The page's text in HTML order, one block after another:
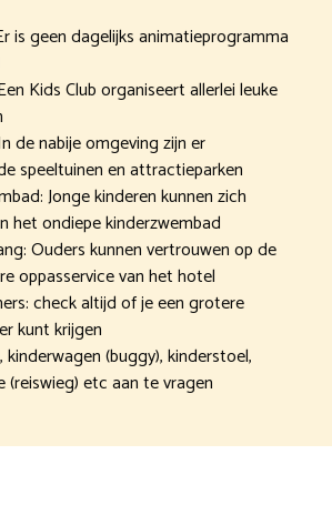
is geen dagelijks animatieprogramma
Kids Club organiseert allerlei leuke
de nabije omgeving zijn er
speeltuinen en attractieparken
Jonge kinderen kunnen zich
het ondiepe kinderzwembad
Ouders kunnen vertrouwen op de
oppasservice van het hotel
check altijd of je een grotere
kunt krijgen
kinderwagen (buggy), kinderstoel,
(reiswieg) etc aan te vragen